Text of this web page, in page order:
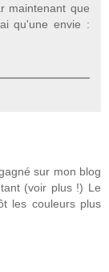
maintenant que
qu'une envie :
sur mon blog
(voir plus !) Le
les couleurs plus